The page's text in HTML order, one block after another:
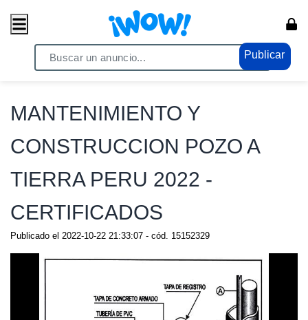
Publicar
/ Eróticos / Potenciadores
MANTENIMIENTO Y
CONSTRUCCION POZO A
TIERRA PERU 2022 -
CERTIFICADOS
Publicado el 2022-10-22 21:33:07 - cód. 15152329